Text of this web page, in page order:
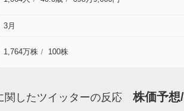
3月
1,764万株 100株
関したツイッターの反応 株価予想